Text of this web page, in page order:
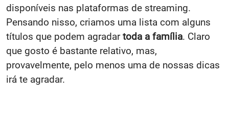
disponíveis nas plataformas de streaming.
Pensando nisso, criamos uma lista com alguns
títulos que podem agradartoda a família. Claro
que gosto é bastante relativo, mas,
provavelmente, pelo menos uma de nossas dicas
irá te agradar.